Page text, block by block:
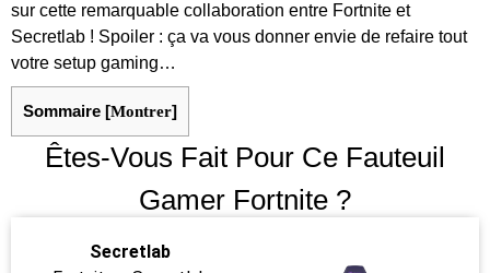
sur cette remarquable collaboration entre Fortnite et
Secretlab ! Spoiler : ça va vous donner envie de refaire tout
votre setup gaming…
Sommaire [Montrer]
Êtes-Vous Fait Pour Ce Fauteuil
Gamer Fortnite ?
Secretlab